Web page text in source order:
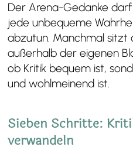
Der Arena-Gedanke
jede unbequeme
abzutun. Manchmal sitzt
außerhalb der eigenen
ob Kritik bequem ist,
und wohlmeinend ist.
Sieben Schritte:
verwandeln